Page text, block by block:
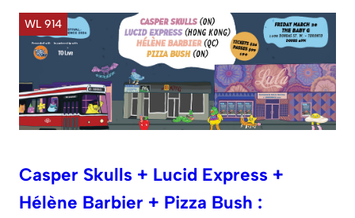
WL 914
Casper Skulls + Lucid Express +
Hélène Barbier + Pizza Bush :